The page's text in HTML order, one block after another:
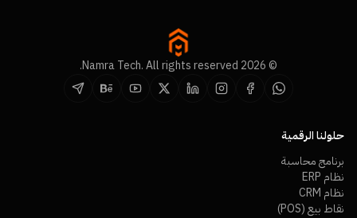
© 2026 Namra Tech. All rights reserved.
حلولنا الرقمية
برنامج محاسبة
نظام ERP
نظام CRM
نقاط بيع (POS)